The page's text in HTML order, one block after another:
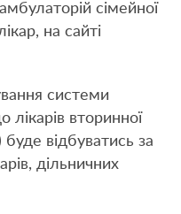
сімейної
на сайті
системи
лікарів вторинної
буде відбуватись за
дільничних